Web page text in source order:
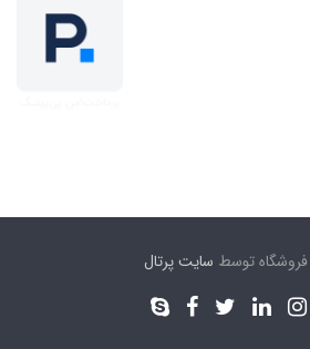
توسط سایت پرتال